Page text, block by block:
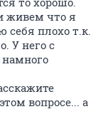
живем что я
себя плохо т.к.
У него с
вопросе... а